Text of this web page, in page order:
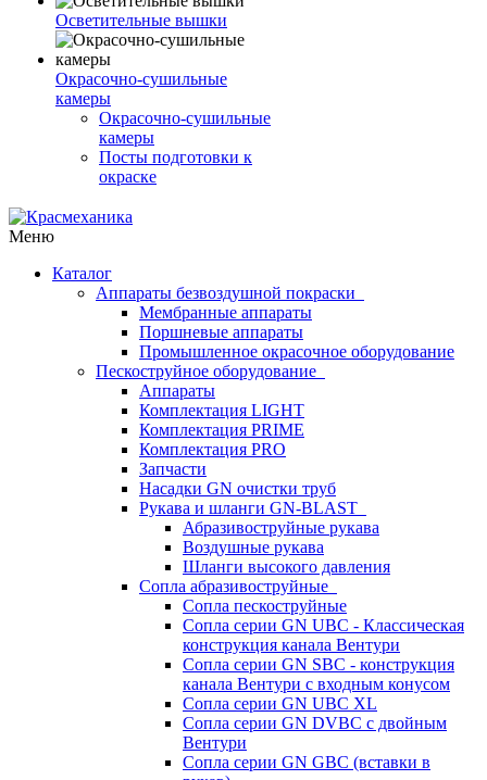
Осветительные вышки
Окрасочно-сушильные
камеры
Окрасочно-сушильные
камеры
Посты подготовки к
окраске
Меню
Каталог
Аппараты безвоздушной покраски
Мембранные аппараты
Поршневые аппараты
Промышленное окрасочное оборудование
Пескоструйное оборудование
Аппараты
Комплектация LIGHT
Комплектация PRIME
Комплектация PRO
Запчасти
Насадки GN очистки труб
Рукава и шланги GN-BLAST
Абразивоструйные рукава
Воздушные рукава
Шланги высокого давления
Сопла абразивоструйные
Сопла пескоструйные
Сопла серии GN UBC - Классическая
конструкция канала Вентури
Сопла серии GN SBC - конструкция
канала Вентури c входным конусом
Сопла серии GN UBC XL
Сопла серии GN DVBC с двойным
Вентури
Сопла серии GN GBC (вставки в